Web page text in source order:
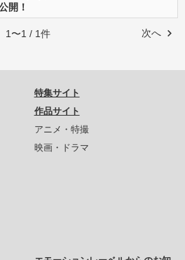
開！
次へ
1〜1 / 1件
特集サイト
作品サイト
アニメ・特撮
映画・ドラマ